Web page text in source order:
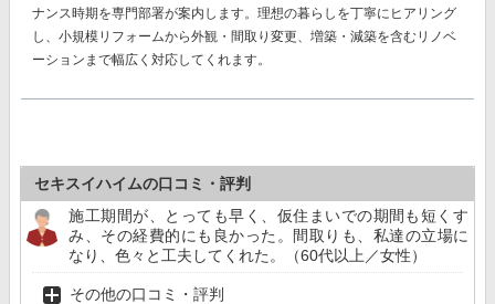
ナンス時期を専門部署が案内します。理想の暮らしを丁寧にヒアリング
し、小規模リフォームから外観・間取り変更、増築・減築を含むリノベ
ーションまで幅広く対応してくれます。
セキスイハイムの口コミ・評判
施工期間が、とっても早く、仮住まいでの期間も短くす
み、その経費的にも良かった。間取りも、私達の立場に
なり、色々と工夫してくれた。（60代以上／女性）
その他の口コミ・評判